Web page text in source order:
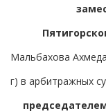
Мальбахова
г) в арбитражных